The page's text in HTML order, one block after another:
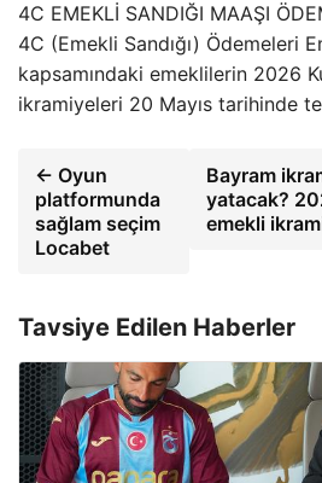
4C EMEKLİ SANDIĞI MAAŞI
4C (Emekli Sandığı) Ödemeleri
kapsamındaki emeklilerin 2026
ikramiyeleri 20 Mayıs tarihinde
← Oyun
platformunda
sağlam seçim
Locabet
Bayram
yatacak?
emekli
Tavsiye Edilen Haberler